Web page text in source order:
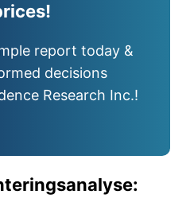
report today &
decisions
Research Inc.!